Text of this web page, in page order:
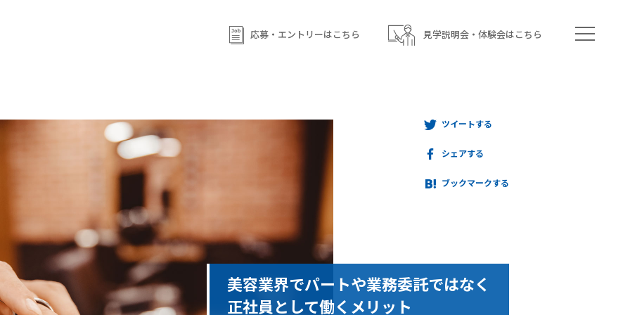
応募・エントリーはこちら 見学説明会・体験会はこちら
美容業界でパートや業務委託ではなく
正社員として働くメリット
ツイートする
シェアする
ブックマークする